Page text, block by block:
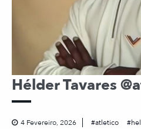
Hélder Tavares
4 Fevereiro, 2026 atletico